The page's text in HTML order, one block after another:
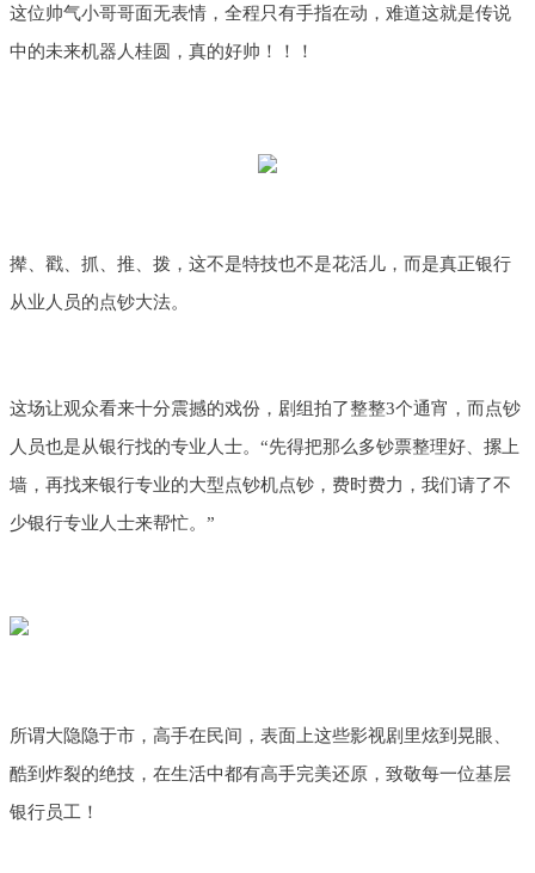
这位帅气小哥哥面无表情，全程只有手指在动，难道这就是传说
中的未来机器人桂圆，真的好帅！！！
撵、戳、抓、推、拨，这不是特技也不是花活儿，而是真正银行
从业人员的点钞大法。
这场让观众看来十分震撼的戏份，剧组拍了整整3个通宵，而点钞
人员也是从银行找的专业人士。“先得把那么多钞票整理好、摞上
墙，再找来银行专业的大型点钞机点钞，费时费力，我们请了不
少银行专业人士来帮忙。”
所谓大隐隐于市，高手在民间，表面上这些影视剧里炫到晃眼、
酷到炸裂的绝技，在生活中都有高手完美还原，致敬每一位基层
银行员工！